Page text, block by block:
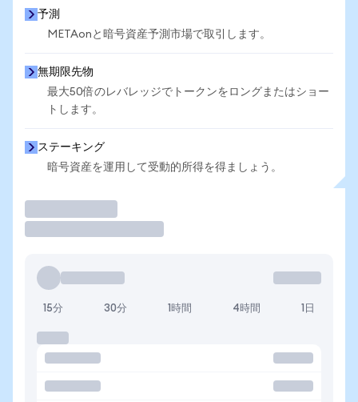
予測
METAonと暗号資産予測市場で取引します。
無期限先物
最大50倍のレバレッジでトークンをロングまたはショー
トします。
ステーキング
暗号資産を運用して受動的所得を得ましょう。
15分 30分 1時間 4時間 1日